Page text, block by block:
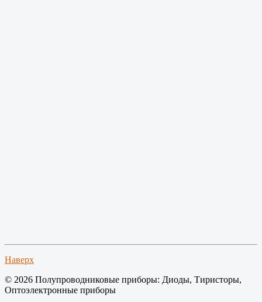
Наверх
© 2026 Полупроводниковые приборы: Диоды, Тиристоры,
Оптоэлектронные приборы